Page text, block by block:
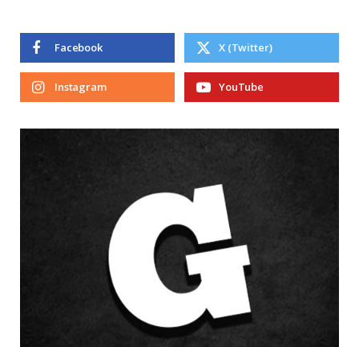
Facebook X (Twitter)
Instagram YouTube